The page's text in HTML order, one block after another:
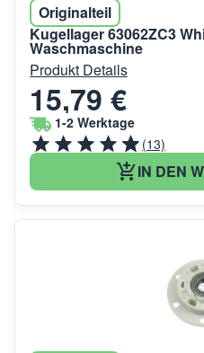
Originalteil
Kugellager 63062ZC3
Waschmaschine
Produkt Details
15,79 €
1-2 Werktage
(13)
IN DEN